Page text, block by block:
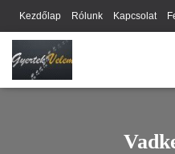
Kezdőlap Rólunk Kapcsolat
Webhely térkép